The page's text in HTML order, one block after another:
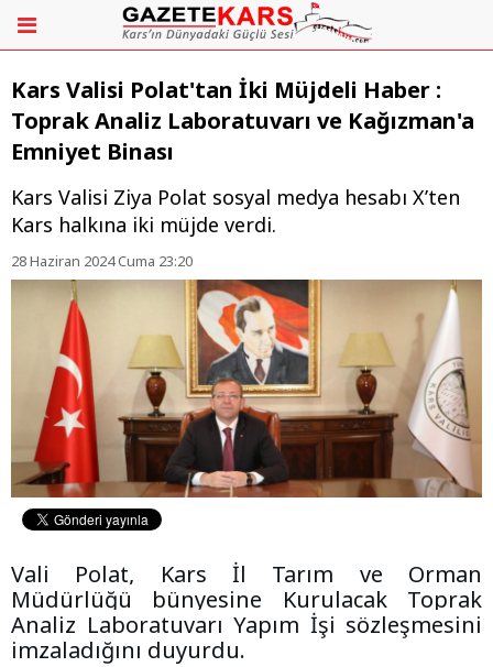
Kars Valisi Polat'tan İki Müjdeli Haber :
Toprak Analiz Laboratuvarı ve Kağızman'a
Emniyet Binası
Kars Valisi Ziya Polat sosyal medya hesabı X’ten
Kars halkına iki müjde verdi.
28 Haziran 2024 Cuma 23:20
Vali Polat, Kars İl Tarım ve Orman
Müdürlüğü bünyesine Kurulacak Toprak
Analiz Laboratuvarı Yapım İşi sözleşmesini
imzaladığını duyurdu.